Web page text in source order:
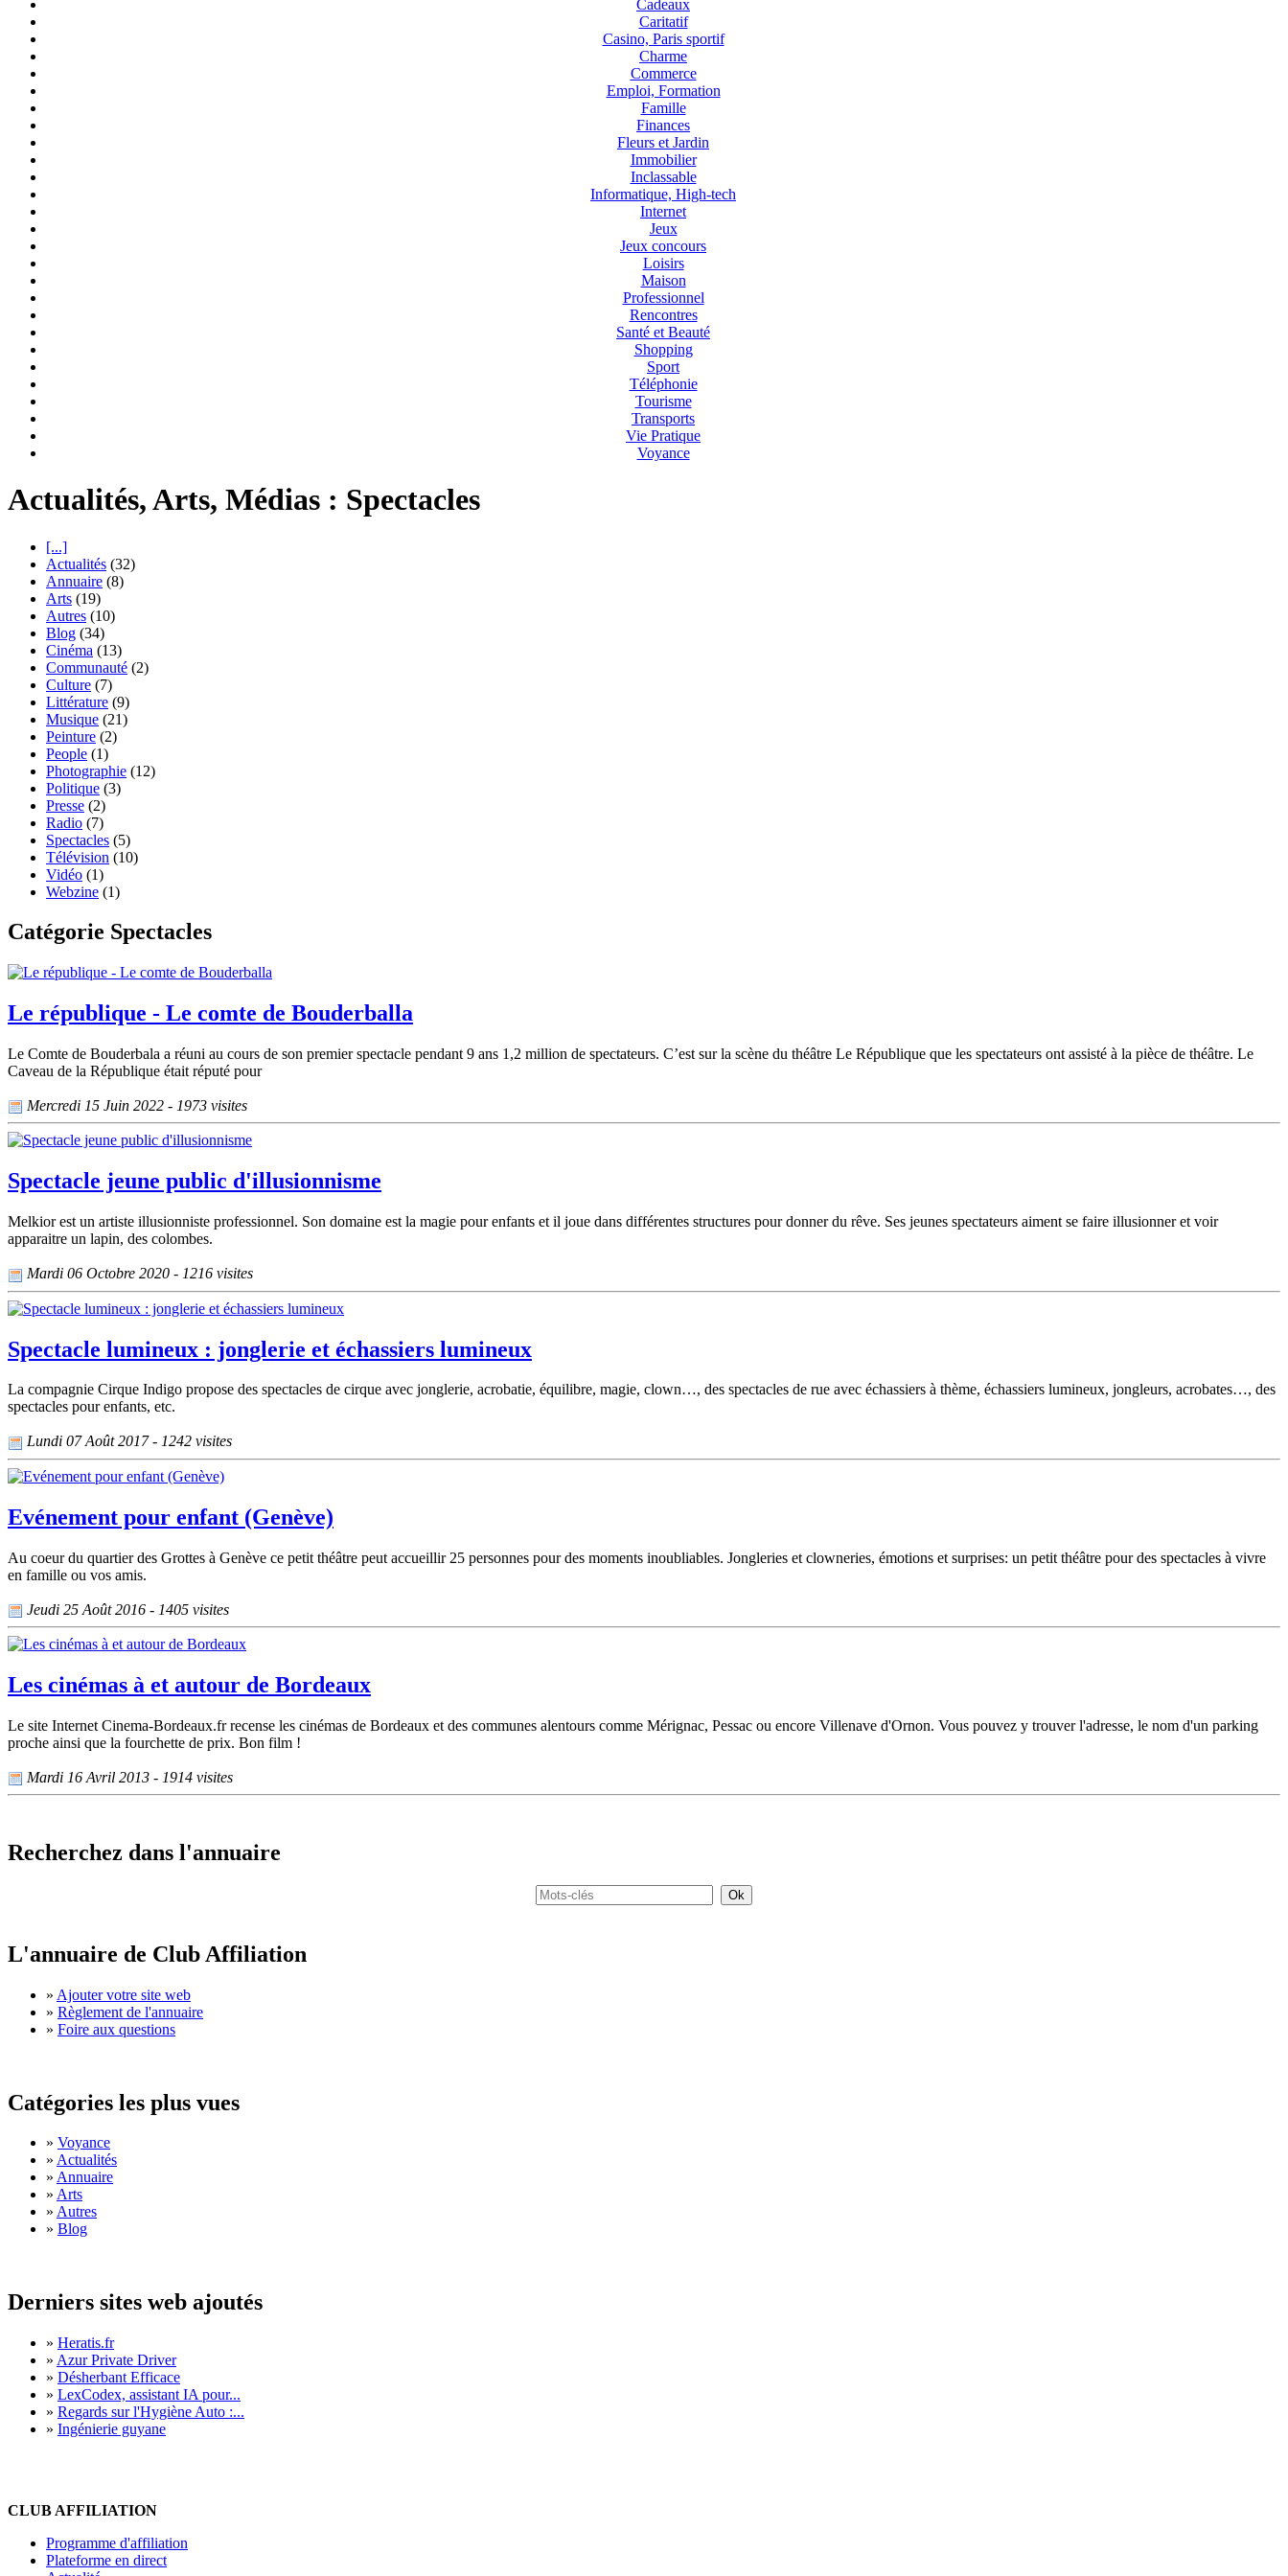
Cadeaux
Caritatif
Casino, Paris sportif
Charme
Commerce
Emploi, Formation
Famille
Finances
Fleurs et Jardin
Immobilier
Inclassable
Informatique, High-tech
Internet
Jeux
Jeux concours
Loisirs
Maison
Professionnel
Rencontres
Santé et Beauté
Shopping
Sport
Téléphonie
Tourisme
Transports
Vie Pratique
Voyance
Actualités, Arts, Médias : Spectacles
[...]
Actualités (32)
Annuaire (8)
Arts (19)
Autres (10)
Blog (34)
Cinéma (13)
Communauté (2)
Culture (7)
Littérature (9)
Musique (21)
Peinture (2)
People (1)
Photographie (12)
Politique (3)
Presse (2)
Radio (7)
Spectacles (5)
Télévision (10)
Vidéo (1)
Webzine (1)
Catégorie Spectacles
Le république - Le comte de Bouderballa
Le Comte de Bouderbala a réuni au cours de son premier spectacle pendant 9 ans 1,2 million de spectateurs. C’est sur la scène du théâtre Le République que les spectateurs ont assisté à la pièce de théâtre. Le
Caveau de la République était réputé pour
Mercredi 15 Juin 2022 - 1973 visites
Spectacle jeune public d'illusionnisme
Melkior est un artiste illusionniste professionnel. Son domaine est la magie pour enfants et il joue dans différentes structures pour donner du rêve. Ses jeunes spectateurs aiment se faire illusionner et voir
apparaitre un lapin, des colombes.
Mardi 06 Octobre 2020 - 1216 visites
Spectacle lumineux : jonglerie et échassiers lumineux
La compagnie Cirque Indigo propose des spectacles de cirque avec jonglerie, acrobatie, équilibre, magie, clown…, des spectacles de rue avec échassiers à thème, échassiers lumineux, jongleurs, acrobates…, des
spectacles pour enfants, etc.
Lundi 07 Août 2017 - 1242 visites
Evénement pour enfant (Genève)
Au coeur du quartier des Grottes à Genève ce petit théâtre peut accueillir 25 personnes pour des moments inoubliables. Jongleries et clowneries, émotions et surprises: un petit théâtre pour des spectacles à vivre
en famille ou vos amis.
Jeudi 25 Août 2016 - 1405 visites
Les cinémas à et autour de Bordeaux
Le site Internet Cinema-Bordeaux.fr recense les cinémas de Bordeaux et des communes alentours comme Mérignac, Pessac ou encore Villenave d'Ornon. Vous pouvez y trouver l'adresse, le nom d'un parking
proche ainsi que la fourchette de prix. Bon film !
Mardi 16 Avril 2013 - 1914 visites
Recherchez dans l'annuaire
L'annuaire de Club Affiliation
» Ajouter votre site web
» Règlement de l'annuaire
» Foire aux questions
Catégories les plus vues
» Voyance
» Actualités
» Annuaire
» Arts
» Autres
» Blog
Derniers sites web ajoutés
» Heratis.fr
» Azur Private Driver
» Désherbant Efficace
» LexCodex, assistant IA pour...
» Regards sur l'Hygiène Auto :...
» Ingénierie guyane
CLUB AFFILIATION
Programme d'affiliation
Plateforme en direct